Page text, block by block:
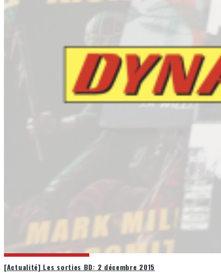
[Actualité] Les sorties BD: 2 décembre 2015